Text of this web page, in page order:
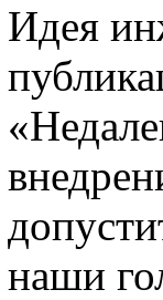
Идея
наши